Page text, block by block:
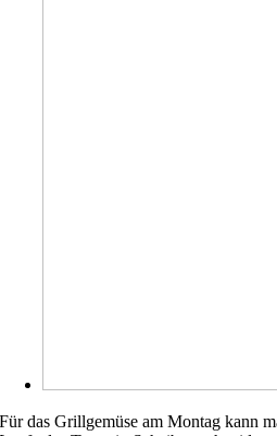
Für das Grillgemüse am Montag kann